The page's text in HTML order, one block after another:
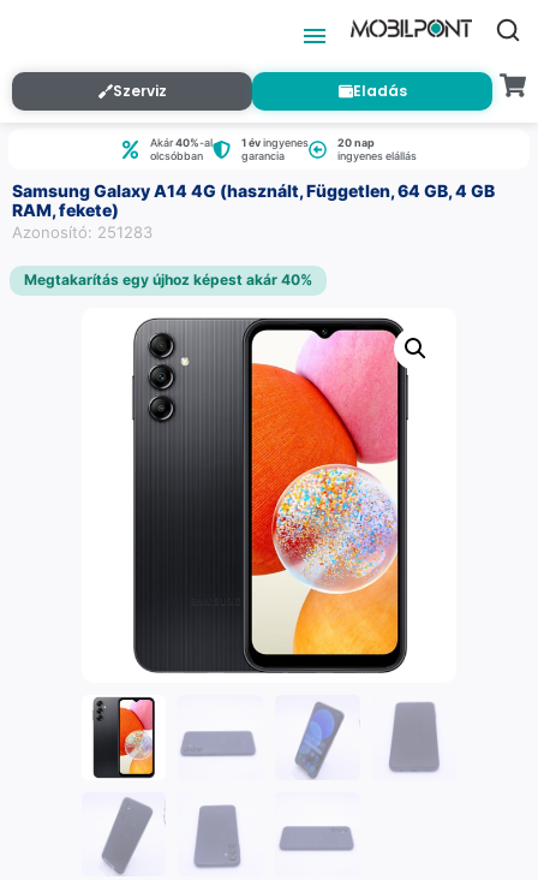
Szerviz Eladás
Akár40%-al
olcsóbban
1 évingyenes
garancia
20 nap
ingyenes elállás
Samsung Galaxy A14 4G (használt, Független, 64 GB, 4 GB
RAM, fekete)
Azonosító: 251283
Megtakarítás egy újhoz képest akár 40%